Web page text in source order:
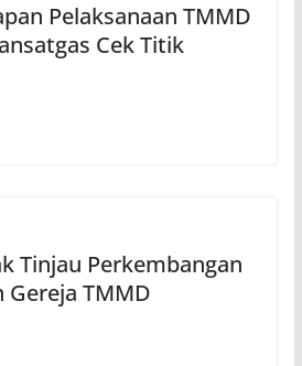
Pelaksanaan TMMD
Cek Titik
Tinjau Perkembangan
Gereja TMMD